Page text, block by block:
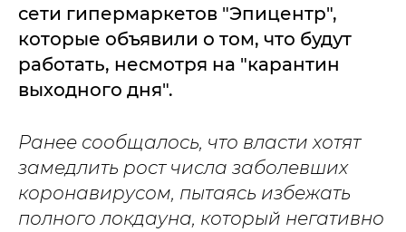
сети гипермаркетов "Эпицентр",
которые объявили о том, что будут
работать, несмотря на "карантин
выходного дня".
Ранее сообщалось, что власти хотят
замедлить рост числа заболевших
коронавирусом, пытаясь избежать
полного локдауна, который негативно